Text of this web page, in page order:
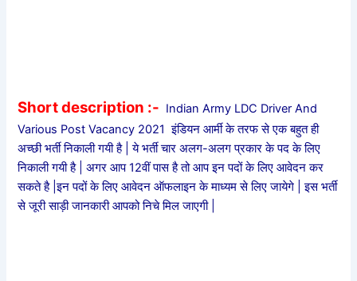
Short description :- Indian Army LDC Driver And
Various Post Vacancy 2021 इंडियन आर्मी के तरफ से एक बहुत ही
अच्छी भर्ती निकाली गयी है | ये भर्ती चार अलग-अलग प्रकार के पद के लिए
निकाली गयी है | अगर आप 12वीं पास है तो आप इन पदों के लिए आवेदन कर
सकते है |इन पदों के लिए आवेदन ऑफलाइन के माध्यम से लिए जायेगे | इस भर्ती
से जूरी साड़ी जानकारी आपको निचे मिल जाएगी |